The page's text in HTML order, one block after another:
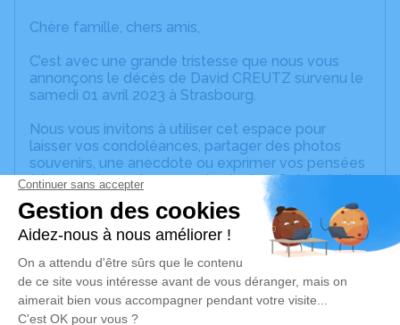
Chère famille, chers amis,
C’est avec une grande tristesse que nous vous
annonçons le décès de David CREUTZ survenu le
samedi 01 avril 2023 à Strasbourg.
Nous vous invitons à utiliser cet espace pour
laisser vos condoléances, partager des photos
souvenirs, une anecdote ou exprimer vos pensées
à travers des poèmes ou des textes. Cet endroit
est un lieu d'expression dédié à honorer la
mémoire de David CREUTZ.
Un service de plantation d’arbre hommage est
disponible ici.